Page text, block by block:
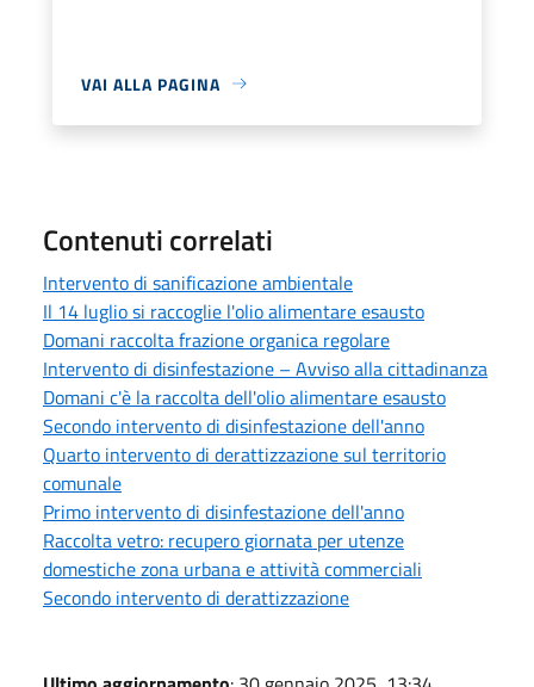
VAI ALLA PAGINA
Contenuti correlati
Intervento di sanificazione ambientale
Il 14 luglio si raccoglie l'olio alimentare esausto
Domani raccolta frazione organica regolare
Intervento di disinfestazione – Avviso alla cittadinanza
Domani c'è la raccolta dell'olio alimentare esausto
Secondo intervento di disinfestazione dell'anno
Quarto intervento di derattizzazione sul territorio
comunale
Primo intervento di disinfestazione dell'anno
Raccolta vetro: recupero giornata per utenze
domestiche zona urbana e attività commerciali
Secondo intervento di derattizzazione